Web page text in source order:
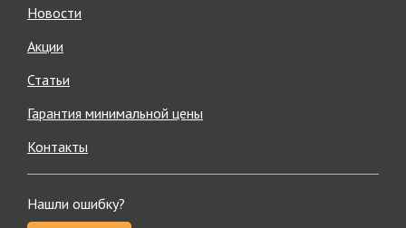
Новости
Акции
Статьи
Гарантия минимальной цены
Контакты
Нашли ошибку?